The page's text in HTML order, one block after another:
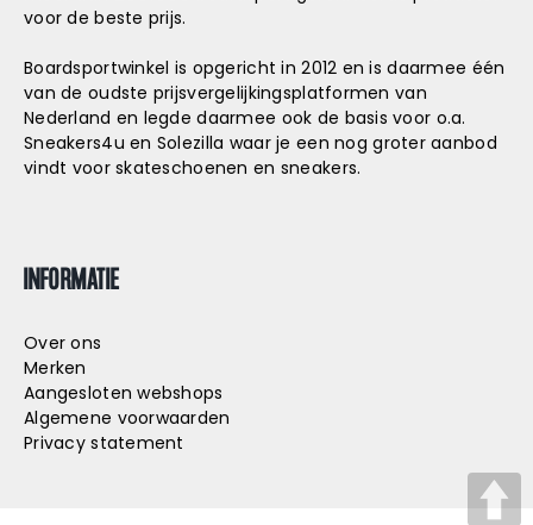
voor de beste prijs.
Boardsportwinkel is opgericht in 2012 en is daarmee één
van de oudste prijsvergelijkingsplatformen van
Nederland en legde daarmee ook de basis voor o.a.
Sneakers4u en Solezilla waar je een nog groter aanbod
vindt voor skateschoenen en sneakers.
INFORMATIE
Over ons
Merken
Aangesloten webshops
Algemene voorwaarden
Privacy statement